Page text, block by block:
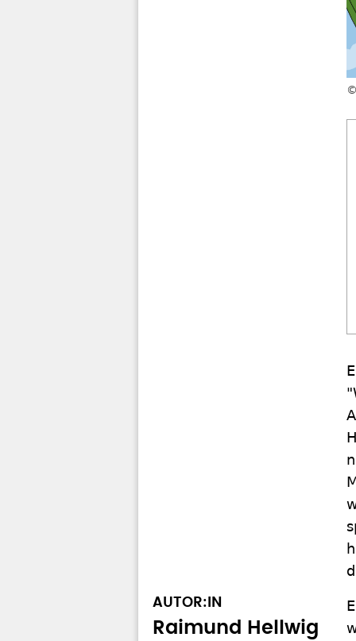
AUTOR:IN
Raimund Hellwig